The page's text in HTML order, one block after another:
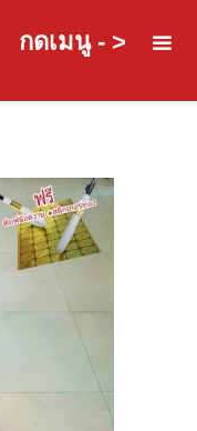
กดเมนู - >